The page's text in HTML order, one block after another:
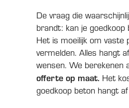
De vraag die
brandt: kan je
Het is moeilijk om vaste
vermelden. Alles hangt
wensen. We berekenen
offerte op maat. Het
goedkoop beton hangt af